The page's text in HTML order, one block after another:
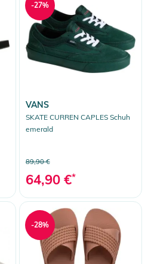
VANS
SKATE CURREN CAPLES Schuh
emerald
89,90 €
64,90 €*
-27%
-28%